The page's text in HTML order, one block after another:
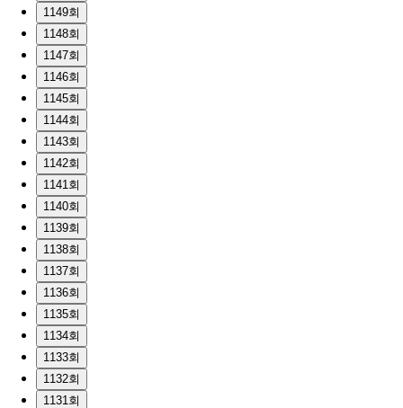
1149회
1148회
1147회
1146회
1145회
1144회
1143회
1142회
1141회
1140회
1139회
1138회
1137회
1136회
1135회
1134회
1133회
1132회
1131회